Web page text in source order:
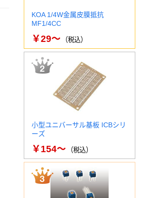
KOA 1/4W金属皮膜抵抗
MF1/4CC
￥29～ （税込）
小型ユニバーサル基板 ICBシリ
ーズ
￥154～ （税込）